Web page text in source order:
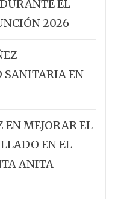
EL
2026
SANITARIA EN
EN MEJORAR EL
EN EL
ANITA